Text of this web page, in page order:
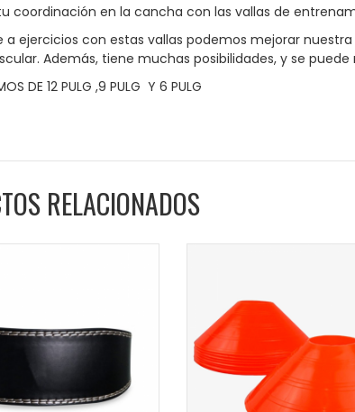
coordinación en la cancha con las vallas de
a ejercicios con estas vallas podemos mejorar
Además, tiene muchas posibilidades, y se
DE 12 PULG ,9 PULG Y 6 PULG
RELACIONADOS